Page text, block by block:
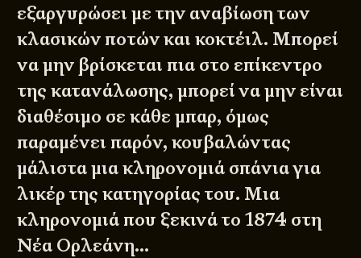
εξαργυρώσει με την αναβίωση των
κλασικών ποτών και κοκτέιλ. Μπορεί
να μην βρίσκεται πια στο επίκεντρο
της κατανάλωσης, μπορεί να μην είναι
διαθέσιμο σε κάθε μπαρ, όμως
παραμένει παρόν, κουβαλώντας
μάλιστα μια κληρονομιά σπάνια για
λικέρ της κατηγορίας του. Μια
κληρονομιά που ξεκινά το 1874 στη
Νέα Ορλεάνη…